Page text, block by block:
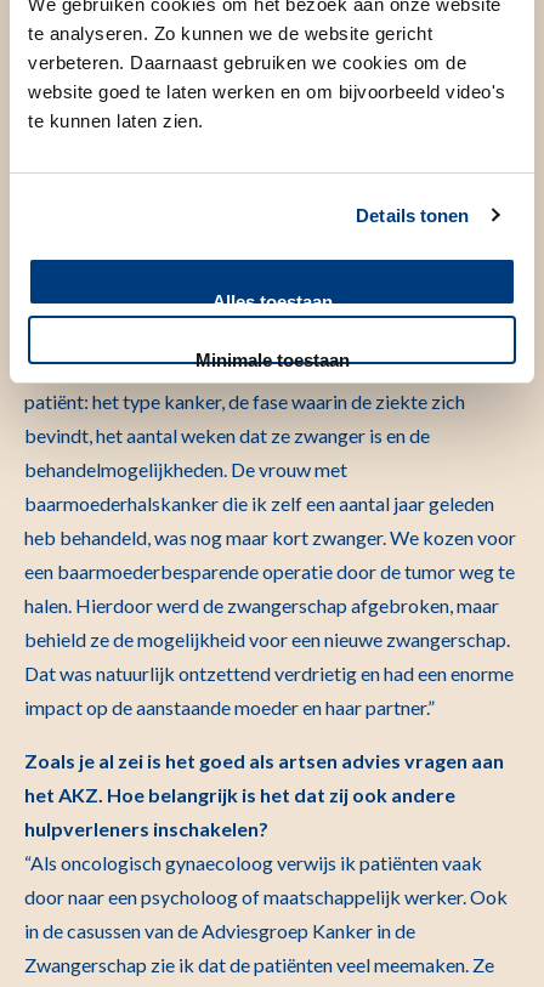
We gebruiken cookies om het bezoek aan onze website
te analyseren. Zo kunnen we de website gericht
verbeteren. Daarnaast gebruiken we cookies om de
website goed te laten werken en om bijvoorbeeld video's
te kunnen laten zien.
Details tonen
Alles toestaan
Minimale toestaan
wel veilig kunnen behandelen met bijvoorbeeld
chemotherapie. Na het eerste trimester van de
zwangerschap is de placenta volgroeid en werkt die als
filter. De chemotherapie komt daardoor niet bij de baby
groot.”
Roselien aan het eind van haar verhaal. ‘Ik heb nu niet
een, maar twee gezonde dochters rondlopen.’Hoe groot is
“De kans op genezing is afhankelijk van de situatie van de
patiënt: het type kanker, de fase waarin de ziekte zich
bevindt, het aantal weken dat ze zwanger is en de
behandelmogelijkheden. De vrouw met
baarmoederhalskanker die ik zelf een aantal jaar geleden
heb behandeld, was nog maar kort zwanger. We kozen voor
een baarmoederbesparende operatie door de tumor weg te
halen. Hierdoor werd de zwangerschap afgebroken, maar
behield ze de mogelijkheid voor een nieuwe zwangerschap.
Dat was natuurlijk ontzettend verdrietig en had een enorme
impact op de aanstaande moeder en haar partner.”
Zoals je al zei is het goed als artsen advies vragen aan
het AKZ. Hoe belangrijk is het dat zij ook andere
hulpverleners inschakelen?
“Als oncologisch gynaecoloog verwijs ik patiënten vaak
door naar een psycholoog of maatschappelijk werker. Ook
in de casussen van de Adviesgroep Kanker in de
Zwangerschap zie ik dat de patiënten veel meemaken. Ze